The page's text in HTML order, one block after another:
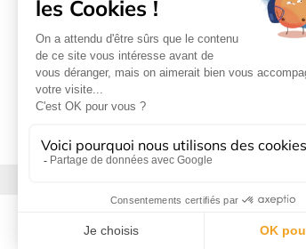
Rue du Bocage La Ribotière
85170 Le Poiré sur Vie